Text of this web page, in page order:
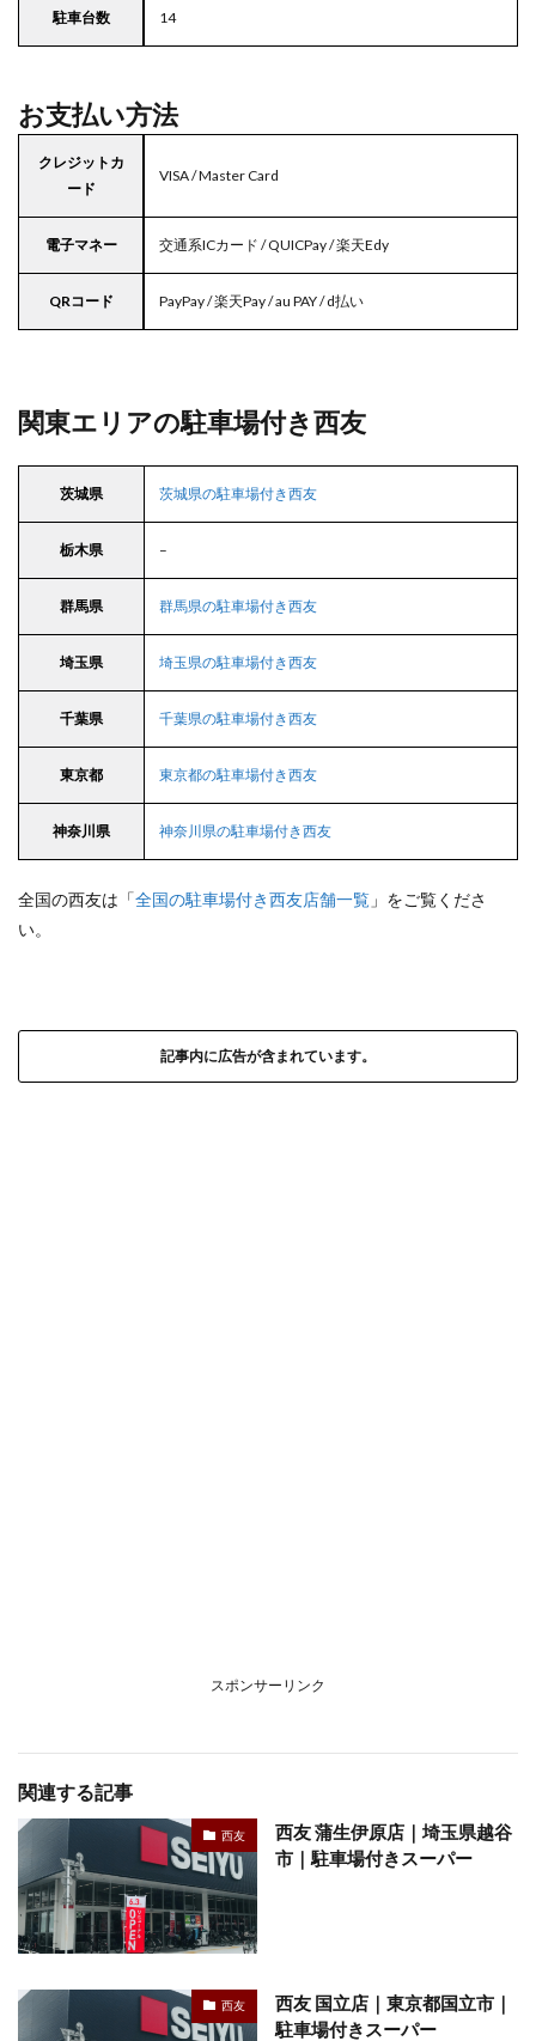
駐車台数 14
お支払い方法
クレジットカ
ード
VISA / Master Card
電子マネー 交通系ICカード / QUICPay / 楽天Edy
QRコード PayPay / 楽天Pay / au PAY / d払い
関東エリアの駐車場付き西友
茨城県 茨城県の駐車場付き西友
栃木県 –
群馬県 群馬県の駐車場付き西友
埼玉県 埼玉県の駐車場付き西友
千葉県 千葉県の駐車場付き西友
東京都 東京都の駐車場付き西友
神奈川県 神奈川県の駐車場付き西友
全国の西友は「全国の駐車場付き西友店舗一覧 」をご覧くださ
い。
記事内に広告が含まれています。
スポンサーリンク
関連する記事
西友
西友 蒲生伊原店｜埼玉県越谷
市｜駐車場付きスーパー
西友
西友 国立店｜東京都国立市｜
駐車場付きスーパー